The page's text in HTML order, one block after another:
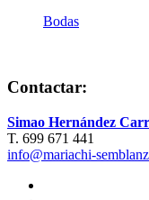
Bodas
Contactar:
Simao Hernández
T. 699 671 441
info@mariachi-